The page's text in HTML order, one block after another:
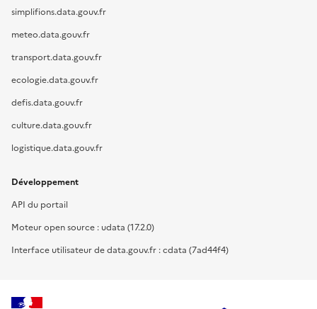
simplifions.data.gouv.fr
meteo.data.gouv.fr
transport.data.gouv.fr
ecologie.data.gouv.fr
defis.data.gouv.fr
culture.data.gouv.fr
logistique.data.gouv.fr
Développement
API du portail
Moteur open source : udata (17.2.0)
Interface utilisateur de data.gouv.fr : cdata (7ad44f4)